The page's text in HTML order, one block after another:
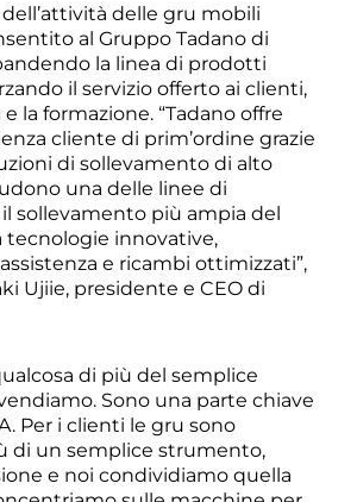
dell’attività delle gru mobili
al Gruppo Tadano di
la linea di prodotti
il servizio offerto ai clienti,
la formazione. “Tadano offre
cliente di prim’ordine grazie
di sollevamento di alto
una delle linee di
sollevamento più ampia del
tecnologie innovative,
e ricambi ottimizzati”,
Ujiie, presidente e CEO di
di più del semplice
Sono una parte chiave
Per i clienti le gru sono
di un semplice strumento,
e noi condividiamo quella